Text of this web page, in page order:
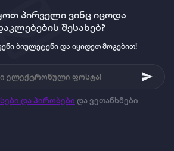
პირველი ვინც იცოდა
შესახებ?
ბიულეტენი და იყიდეთ მოგებით!
და პირობები და ვეთანხმები